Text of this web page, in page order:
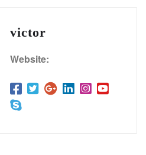
victor
Website: